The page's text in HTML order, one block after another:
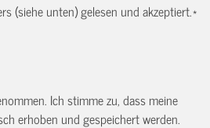
(siehe unten) gelesen und akzeptiert.*
Ich stimme zu, dass meine
erhoben und gespeichert werden.